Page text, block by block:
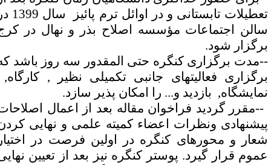
تعطیلات تابستانی و در اوائل ترم پائیز سال 1399 در
اجتماعات مؤسسه اصلاح بذر و نهال در کرج
شود.
مدت برگزاری کنگره حتی المقدور سه روز باشد که
فعالیتهای جانبی تکمیلی نظیر , کارگاه,
بازدید و... را امکان پذیر سازد .
مقرر گردید فراخوان مقاله بعد از اعمال اصلاحات
ونظرات اعضاء کمیته علمی و نهایی کردن
و محورهای کنگره در اولین فرصت در اختیار
قرار گیرد. پوستر کنگره نیز بعد از تعیین نهایی